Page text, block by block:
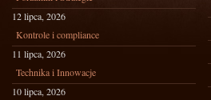
12 lipca, 2026
Kontrole i compliance
11 lipca, 2026
Technika i Innowacje
10 lipca, 2026